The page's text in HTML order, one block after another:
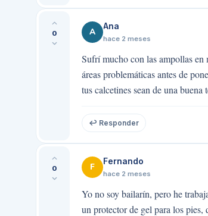
0 A
Ana
hace 2 meses
Sufrí mucho con las ampollas
áreas problemáticas antes de
tus calcetines sean de una
↩ Responder
0 F
Fernando
hace 2 meses
Yo no soy bailarín, pero he
un protector de gel para los